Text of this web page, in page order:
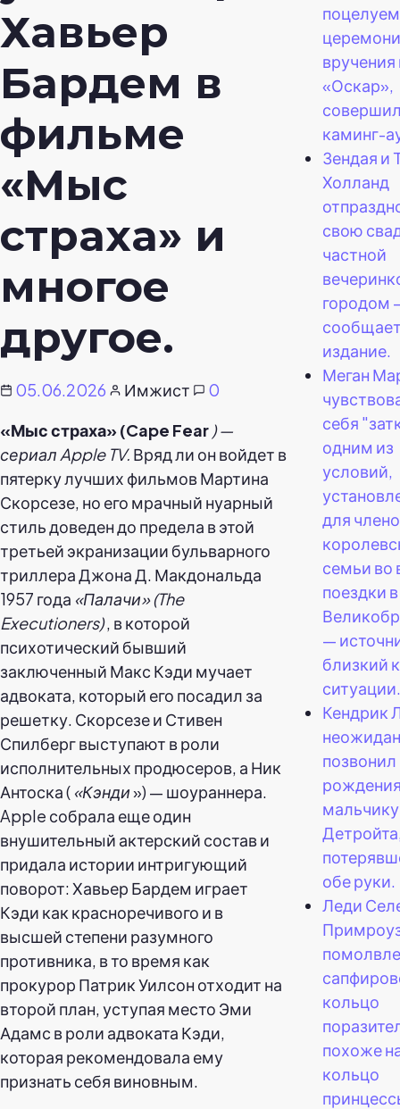
Хавьер
Бардем в
фильме
«Мыс
страха» и
многое
другое.
05.06.2026 Имжист
0
«Мыс страха» (Cape Fear ) —
сериал Apple TV. Вряд ли он войдет в
пятерку лучших фильмов Мартина
Скорсезе, но его мрачный нуарный
стиль доведен до предела в этой
третьей экранизации бульварного
триллера Джона Д. Макдональда
1957 года «Палачи» (The
Executioners), в которой
психотический бывший
заключенный Макс Кэди мучает
адвоката, который его посадил за
решетку. Скорсезе и Стивен
Спилберг выступают в роли
исполнительных продюсеров, а Ник
Антоска ( «Кэнди») — шоураннера.
Apple собрала еще один
внушительный актерский состав и
придала истории интригующий
поворот: Хавьер Бардем играет
Кэди как красноречивого и в
высшей степени разумного
противника, в то время как
прокурор Патрик Уилсон отходит на
второй план, уступая место Эми
Адамс в роли адвоката Кэди,
которая рекомендовала ему
признать себя виновным.
«Оскар»,
каминг-
Зендая и
Холланд
свою
частной
городом
издание.
Меган
себя
одним из
условий,
для
семьи во
поездки в
—
близкий к
ситуации.
Кендрик
позвонил
обе руки.
Леди
кольцо
похоже
кольцо